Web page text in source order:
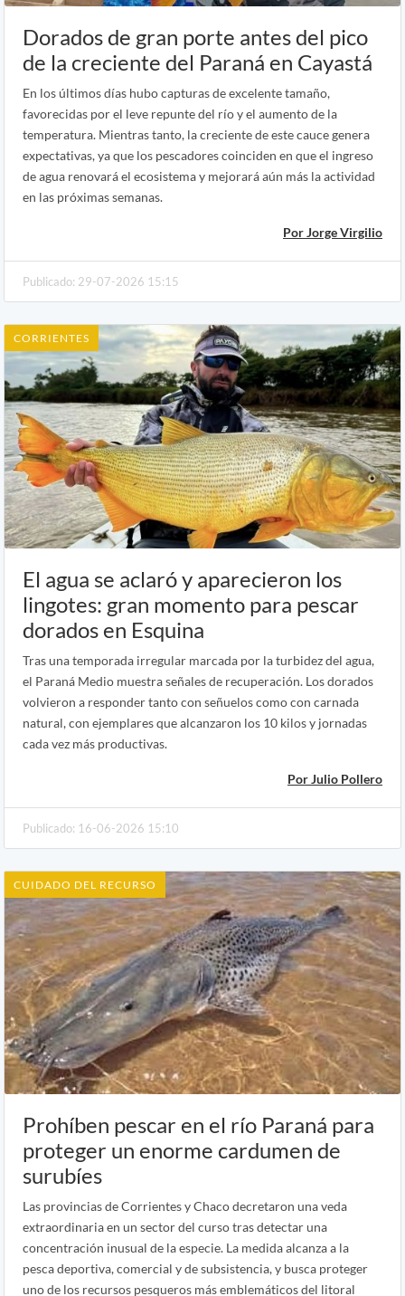
Dorados de gran porte antes del pico
de la creciente del Paraná en Cayastá
En los últimos días hubo capturas de excelente tamaño,
favorecidas por el leve repunte del río y el aumento de la
temperatura. Mientras tanto, la creciente de este cauce genera
expectativas, ya que los pescadores coinciden en que el ingreso
de agua renovará el ecosistema y mejorará aún más la actividad
en las próximas semanas.
Por Jorge Virgilio
Publicado: 29-07-2026 15:15
CORRIENTES
El agua se aclaró y aparecieron los
lingotes: gran momento para pescar
dorados en Esquina
Tras una temporada irregular marcada por la turbidez del agua,
el Paraná Medio muestra señales de recuperación. Los dorados
volvieron a responder tanto con señuelos como con carnada
natural, con ejemplares que alcanzaron los 10 kilos y jornadas
cada vez más productivas.
Por Julio Pollero
Publicado: 16-06-2026 15:10
CUIDADO DEL RECURSO
Prohíben pescar en el río Paraná para
proteger un enorme cardumen de
surubíes
Las provincias de Corrientes y Chaco decretaron una veda
extraordinaria en un sector del curso tras detectar una
concentración inusual de la especie. La medida alcanza a la
pesca deportiva, comercial y de subsistencia, y busca proteger
uno de los recursos pesqueros más emblemáticos del litoral